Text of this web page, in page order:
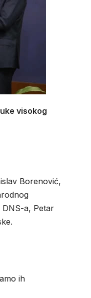
visokog
Borenović,
DNS-a, Petar
ih